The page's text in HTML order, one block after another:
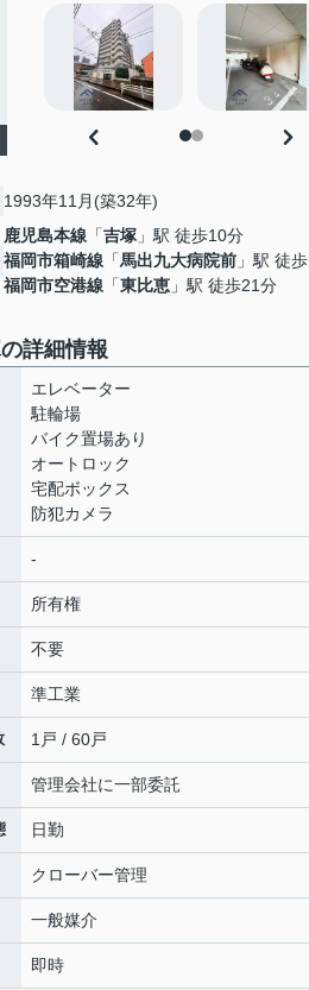
1993年11月(築32年)
鹿児島本線 「吉塚 」駅 徒歩10分
福岡市箱崎線 「馬出九大病院前 」駅 徒
福岡市空港線 「東比恵 」駅 徒歩21分
詳細情報
エレベーター
駐輪場
バイク置場あり
オートロック
宅配ボックス
防犯カメラ
-
所有権
不要
準工業
1戸 / 60戸
管理会社に一部委託
日勤
クローバー管理
一般媒介
即時